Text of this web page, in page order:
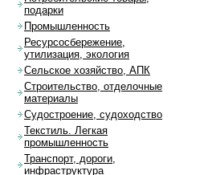
подарки
Промышленность
Ресурсосбережение,
утилизация, экология
Сельское хозяйство, АПК
Строительство, отделочные
материалы
Судостроение, судоходство
Текстиль. Легкая
промышленность
Транспорт, дороги,
инфраструктура